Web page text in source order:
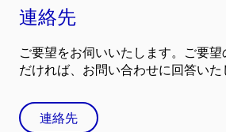
連絡先
ご要望をお伺いいたします。ご要
だければ、お問い合わせに回答いた
連絡先